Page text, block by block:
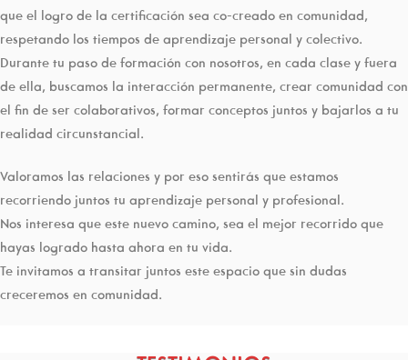
que el logro de la certificación sea co-creado en comunidad,
respetando los tiempos de aprendizaje personal y colectivo.
Durante tu paso de formación con nosotros, en cada clase y fuera
de ella, buscamos la interacción permanente, crear comunidad con
el fin de ser colaborativos, formar conceptos juntos y bajarlos a tu
realidad circunstancial.
Valoramos las relaciones y por eso sentirás que estamos
recorriendo juntos tu aprendizaje personal y profesional.
Nos interesa que este nuevo camino, sea el mejor recorrido que
hayas logrado hasta ahora en tu vida.
Te invitamos a transitar juntos este espacio que sin dudas
creceremos en comunidad.